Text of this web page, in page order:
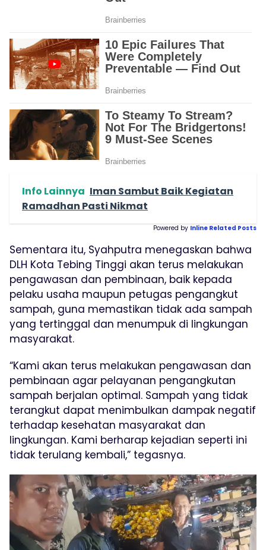
Info Lainnya Iman Sambut Baik Kegiatan
Ramadhan Pasti Nikmat
Powered by Inline Related Posts
Sementara itu, Syahputra menegaskan bahwa
DLH Kota Tebing Tinggi akan terus melakukan
pengawasan dan pembinaan, baik kepada
pelaku usaha maupun petugas pengangkut
sampah, guna memastikan tidak ada sampah
yang tertinggal dan menumpuk di lingkungan
masyarakat.
“Kami akan terus melakukan pengawasan dan
pembinaan agar pelayanan pengangkutan
sampah berjalan optimal. Sampah yang tidak
terangkut dapat menimbulkan dampak negatif
terhadap kesehatan masyarakat dan
lingkungan. Kami berharap kejadian seperti ini
tidak terulang kembali,” tegasnya.